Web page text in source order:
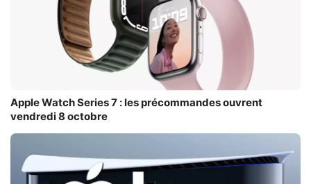
Apple Watch Series 7 : les précommandes ouvrent
vendredi 8 octobre